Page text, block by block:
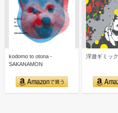
kodomo to otona -
SAKANAMON
浮遊ギミック